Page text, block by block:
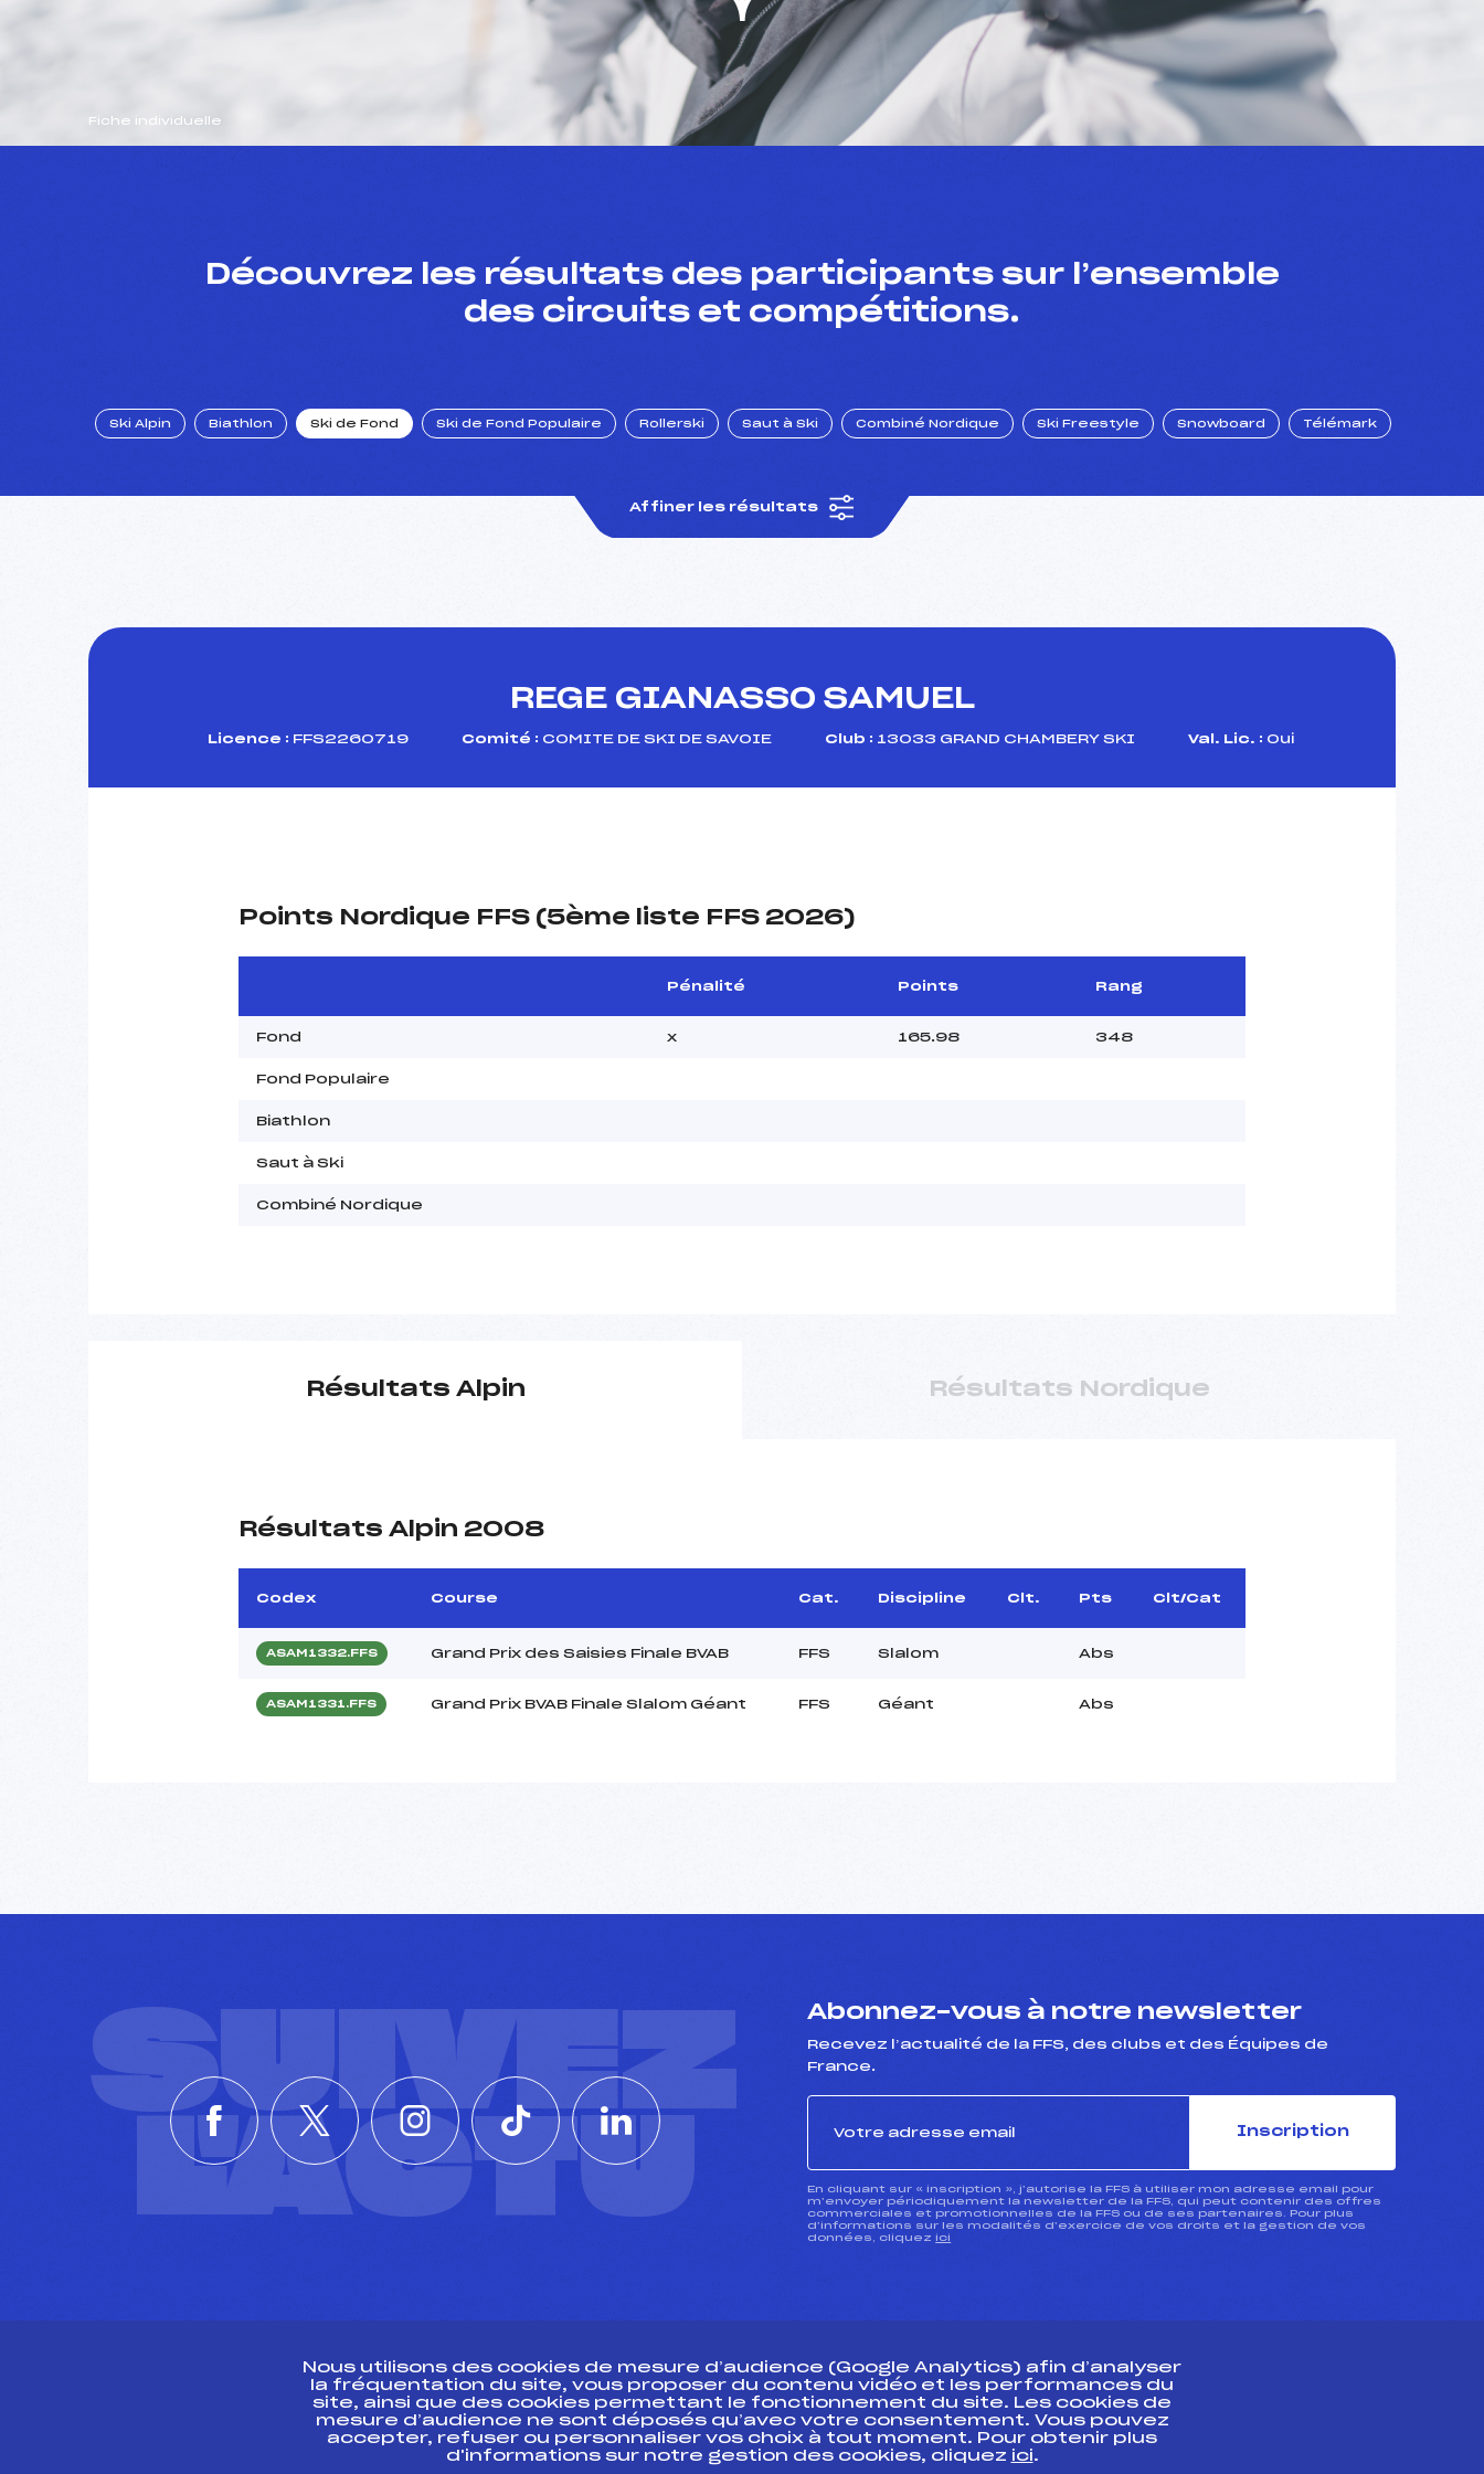
Fiche individuelle
Découvrez les résultats des participants sur l’ensemble
des circuits et compétitions.
Ski Alpin Biathlon Ski de Fond Ski de Fond Populaire Rollerski Saut à Ski Combiné Nordique Ski Freestyle Snowboard Télémark
Affiner les résultats
REGE GIANASSO SAMUEL
Licence : FFS2260719 Comité : COMITE DE SKI DE SAVOIE Club : 13033 GRAND CHAMBERY SKI Val. Lic. : Oui
Points Nordique FFS (5ème liste FFS 2026)
Pénalité Points Rang
Fond x 165.98 348
Fond Populaire
Biathlon
Saut à Ski
Combiné Nordique
Résultats Alpin Résultats Nordique
Résultats Alpin 2008
Codex Course Cat. Discipline Clt. Pts Clt/Cat
ASAM1332.FFS Grand Prix des Saisies Finale BVAB FFS Slalom Abs
ASAM1331.FFS Grand Prix BVAB Finale Slalom Géant FFS Géant Abs
SUIVEZ
L'ACTU
Abonnez-vous à notre newsletter
Recevez l’actualité de la FFS, des clubs et des Équipes de
France.
Inscription
En cliquant sur « inscription », j’autorise la FFS à utiliser mon adresse email pour
m’envoyer périodiquement la newsletter de la FFS, qui peut contenir des offres
commerciales et promotionnelles de la FFS ou de ses partenaires. Pour plus
d’informations sur les modalités d’exercice de vos droits et la gestion de vos
données, cliquez ici
Ressources
Pass’Neige
Projet sportif fédéral
Pôle vie de l’athlète
Enseignement professionnel
Nous utilisons des cookies de mesure d’audience (Google Analytics) afin d’analyser
la fréquentation du site, vous proposer du contenu vidéo et les performances du
site, ainsi que des cookies permettant le fonctionnement du site. Les cookies de
mesure d’audience ne sont déposés qu’avec votre consentement. Vous pouvez
accepter, refuser ou personnaliser vos choix à tout moment. Pour obtenir plus
d'informations sur notre gestion des cookies, cliquez ici.